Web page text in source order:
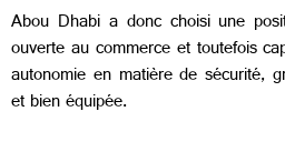
Abou Dhabi a donc choisi une
ouverte au commerce et toutefois
autonomie en matière de sécurité,
et bien équipée.